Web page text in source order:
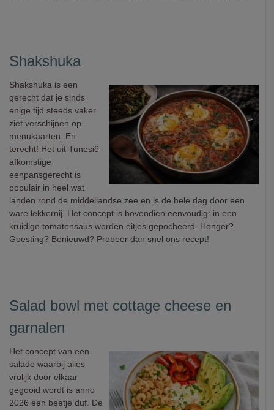
Shakshuka
Shakshuka is een
gerecht dat je sinds
enige tijd steeds vaker
ziet verschijnen op
menukaarten. En
terecht! Het uit Tunesië
afkomstige
eenpansgerecht is
populair in heel wat
landen rond de middellandse zee en is de hele dag door een
ware lekkernij. Het concept is bovendien eenvoudig: in een
kruidige tomatensaus worden eitjes gepocheerd. Honger?
Goesting? Benieuwd? Probeer dan snel ons recept!
Salad bowl met cottage cheese en
garnalen
Het concept van een
salade waarbij alles
vrolijk door elkaar
gegooid wordt is anno
2026 een beetje duf. De